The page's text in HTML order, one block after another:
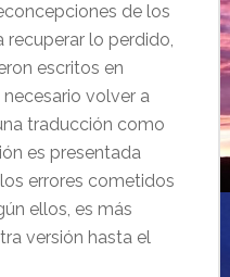
de los
recuperar lo perdido,
escritos en
volver a
traducción como
es presentada
errores cometidos
ellos, es más
versión hasta el